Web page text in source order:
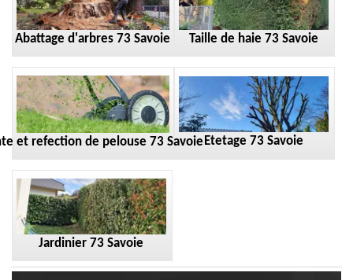
Abattage d'arbres 73 Savoie Taille de haie 73 Savoie
et refection de pelouse 73 Savoie Etetage 73 Savoie
Jardinier 73 Savoie